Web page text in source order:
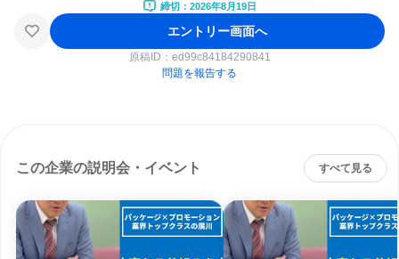
締切：2026年8月19日
エントリー画面へ
原稿ID： ed99c84184290841
問題を報告する
この企業の説明会・イベント すべて見る